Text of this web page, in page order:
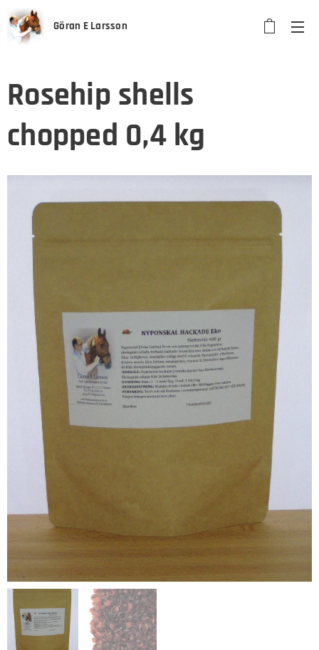
Göran E Larsson
Rosehip shells
chopped 0,4 kg